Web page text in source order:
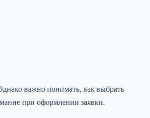
важно понимать, как выбрать
при оформлении заявки.